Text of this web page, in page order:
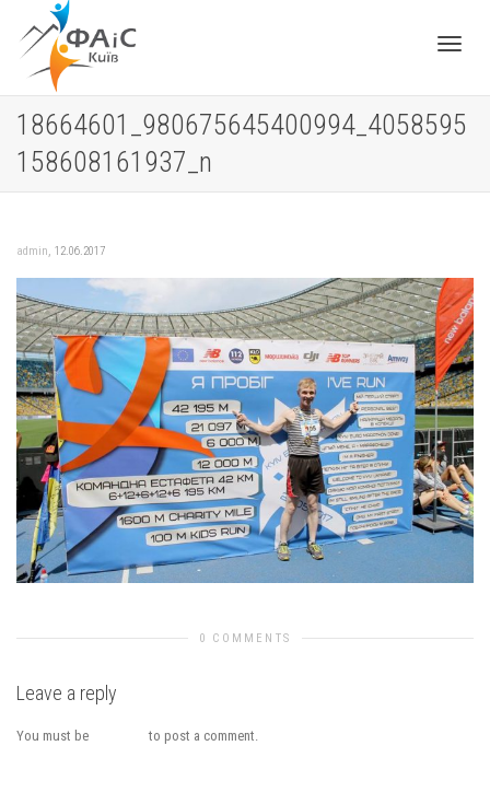
18664601_980675645400994_4058595
158608161937_n
admin, 12.06.2017
0 COMMENTS
Leave a reply
You must be to post a comment.